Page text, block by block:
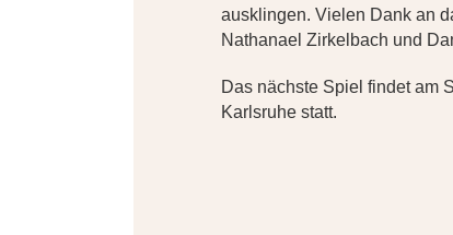
ausklingen. Vielen Dank an
Nathanael Zirkelbach und
Das nächste Spiel findet am
Karlsruhe statt.